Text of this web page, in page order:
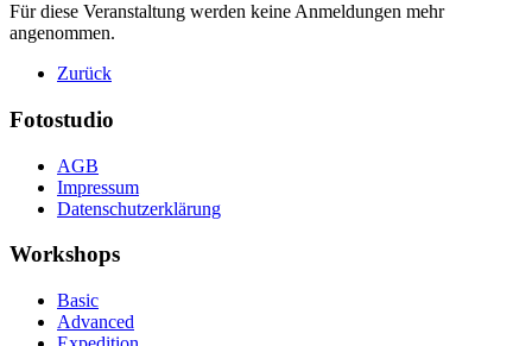
Für diese Veranstaltung werden keine Anmeldungen mehr
angenommen.
Zurück
Fotostudio
AGB
Impressum
Datenschutzerklärung
Workshops
Basic
Advanced